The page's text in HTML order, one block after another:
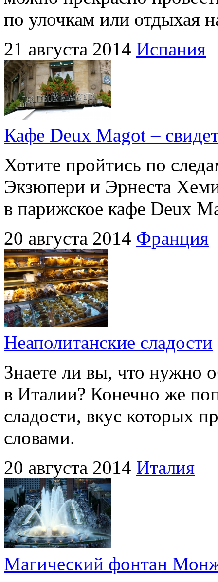
по улочкам или отдыхая
21 августа 2014 Испания
Кафе Deux Magot –
Хотите пройтись по
Экзюпери и Эрнеста
в парижское кафе Deux
20 августа 2014 Франция
Неаполитанские сладости
Знаете ли вы, что нужно
в Италии? Конечно же
сладости, вкус которых
словами.
20 августа 2014 Италия
Магический фонтан